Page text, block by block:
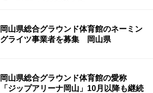
岡山県総合グラウンド体育館のネーミン
グライツ事業者を募集 岡山県
岡山県総合グラウンド体育館の愛称
「ジップアリーナ岡山」10月以降も継続